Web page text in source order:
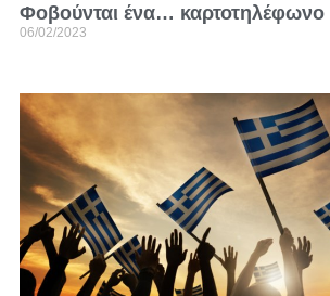
Φοβούνται ένα… καρτοτηλέφωνο
06/02/2023